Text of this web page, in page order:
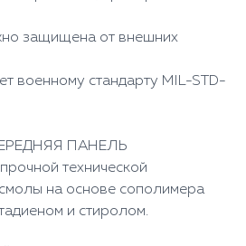
защищена от внешних
военному стандарту MIL-STD-
ПАНЕЛЬ
технической
на основе сополимера
и стиролом.